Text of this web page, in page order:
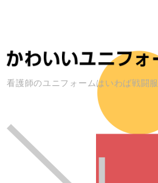
看護師のユニフォームはいわば戦闘服